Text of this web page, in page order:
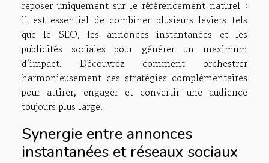
reposer uniquement sur le référencement naturel :
il est essentiel de combiner plusieurs leviers tels
que le SEO, les annonces instantanées et les
publicités sociales pour générer un maximum
d’impact. Découvrez comment orchestrer
harmonieusement ces stratégies complémentaires
pour attirer, engager et convertir une audience
toujours plus large.
Synergie entre annonces
instantanées et réseaux sociaux